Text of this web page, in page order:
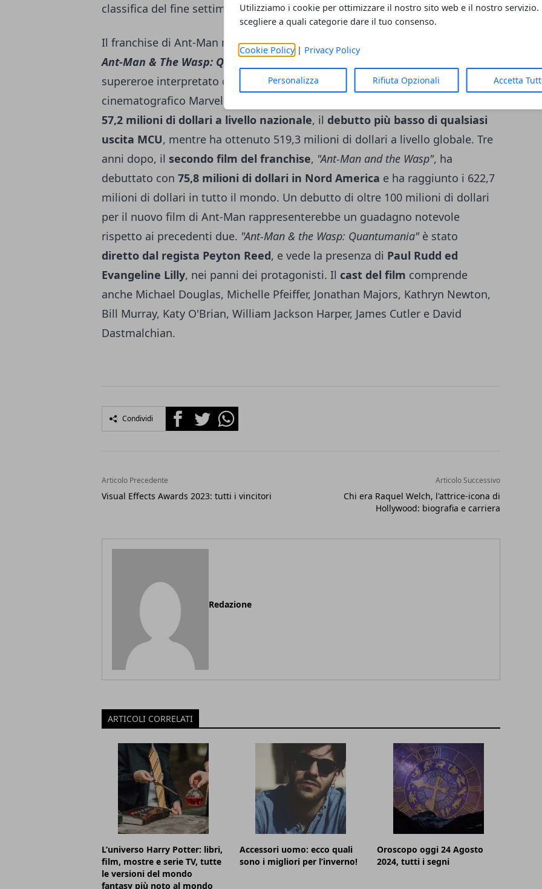
Utilizziamo i cookie per ottimizzare il nostro sito web e il nostro servizio.
scegliere a quali categorie dare il tuo consenso.
Cookie Policy| Privacy Policy
Personalizza Rifiuta Opzionali Accetta
classifica del fine settimana festivo.
Il franchise di Ant-Man negli anni
Ant-Man & The Wasp: Quantumaniaè il
supereroe interpretato da Paul Rudd ed è il 31esimo titolo dell'universo
cinematografico Marvel. Nel 2015, il
57,2 milioni di dollari a livello nazionale, il debutto più basso di qualsiasi
uscita MCU, mentre ha ottenuto 519,3 milioni di dollari a livello globale. Tre
anni dopo, il secondo film del franchise, "Ant-Man and the Wasp", ha
debuttato con 75,8 milioni di dollari in Nord America e ha raggiunto i 622,7
milioni di dollari in tutto il mondo. Un debutto di oltre 100 milioni di dollari
per il nuovo film di Ant-Man rappresenterebbe un guadagno notevole
rispetto ai precedenti due. "Ant-Man & the Wasp: Quantumania"è stato
diretto dal regista Peyton Reed, e vede la presenza di Paul Rudd ed
Evangeline Lilly, nei panni dei protagonisti. Il cast del film comprende
anche Michael Douglas, Michelle Pfeiffer, Jonathan Majors, Kathryn Newton,
Bill Murray, Katy O'Brian, William Jackson Harper, James Cutler e David
Dastmalchian.
Condividi FacebookTwitterWhatsapp
Articolo Precedente
Visual Effects Awards 2023: tutti i vincitori
Articolo Successivo
Chi era Raquel Welch, l'attrice-icona di
Hollywood: biografia e carriera
Redazione
ARTICOLI CORRELATI
L’universo Harry Potter: libri,
film, mostre e serie TV, tutte
le versioni del mondo
fantasy più noto al mondo
Accessori uomo: ecco quali
sono i migliori per l’inverno!
Oroscopo oggi 24 Agosto
2024, tutti i segni